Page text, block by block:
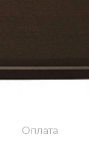
Оплата